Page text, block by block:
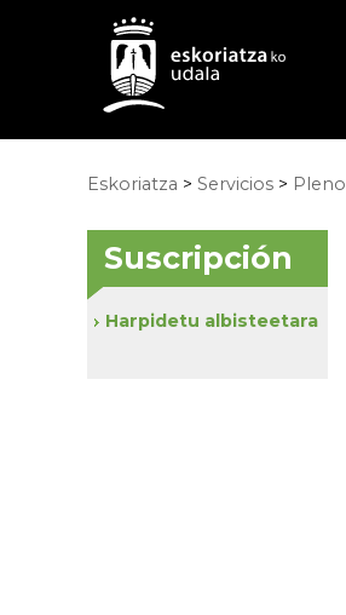
Eskoriatza > Servicios > Pleno
Suscripción
Harpidetu albisteetara